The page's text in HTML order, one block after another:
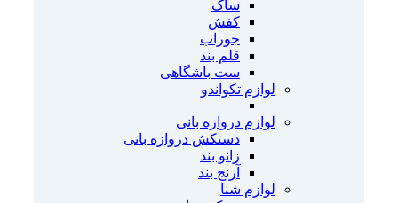
ساک
کفش
جوراب
قلم بند
ست باشگاهی
لوازم تکواندو
لوازم دروازه بانی
دستکش دروازه بانی
زانو بند
آرنج بند
لوازم شنا